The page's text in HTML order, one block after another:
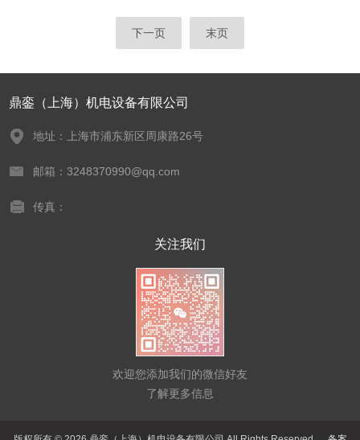
下一页 末页
鼎銮（上海）机电设备有限公司
地址：上海市浦东新区周康路26号
邮箱：3248370990@qq.com
传真：
关注我们
欢迎您添加我们的微信好友
了解更多信息